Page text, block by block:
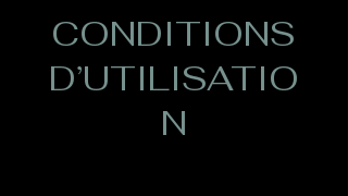
CONDITIONS
D’UTILISATIO
N